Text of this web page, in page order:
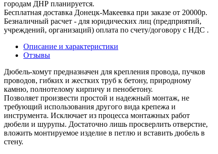
городам ДНР планируется.
Бесплатная доставка Донецк-Макеевка при заказе от 20000р.
Безналичный расчет - для юридических лиц (предприятий,
учреждений, организаций) оплата по счету/договору с НДС .
Описание и характеристики
Отзывы
Дюбель-хомут предназначен для крепления провода, пучков
проводов, гибких и жестких труб к бетону, природному
камню, полнотелому кирпичу и пенобетону.
Позволяет произвести простой и надежный монтаж, не
требующий использования другого вида крепежа и
инструмента. Исключает из процесса монтажных работ
дюбели и шурупы. Достаточно лишь просверлить отверстие,
вложить монтируемое изделие в петлю и вставить дюбель в
стену.